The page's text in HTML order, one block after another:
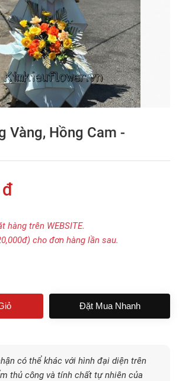
Vàng, Hồng Cam -
hàng trên WEBSITE.
cho đơn hàng lần sau.
Đặt Mua Nhanh
có thể khác với hình đại diện trên
thủ công và tính chất tự nhiên của